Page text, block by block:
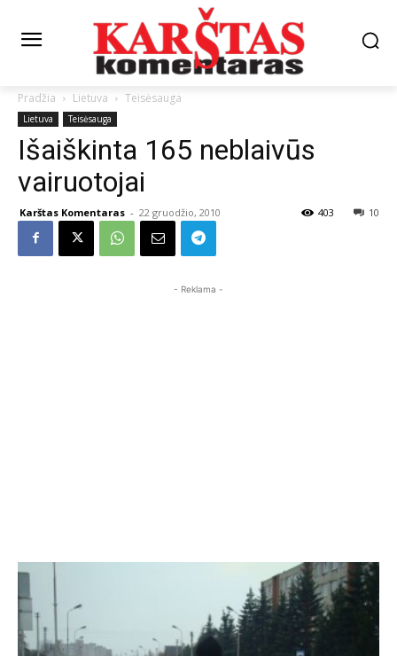
Pradžia Lietuva Teisėsauga
Lietuva Teisėsauga
Išaiškinta 165 neblaivūs
vairuotojai
Karštas Komentaras - 22 gruodžio, 2010 10
403
- Reklama -